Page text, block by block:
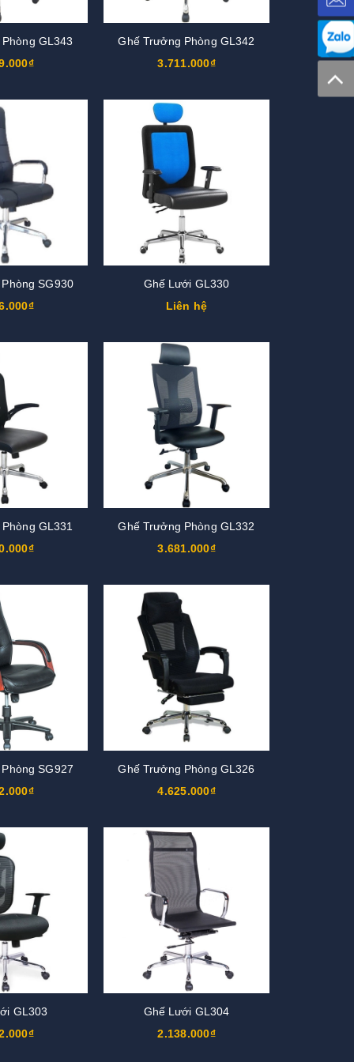
GL343
Ghế Trưởng Phòng GL342
3.711.000₫
SG930
Ghế Lưới GL330
Liên hệ
GL331
Ghế Trưởng Phòng GL332
3.681.000₫
SG927
Ghế Trưởng Phòng GL326
4.625.000₫
GL303
Ghế Lưới GL304
2.138.000₫